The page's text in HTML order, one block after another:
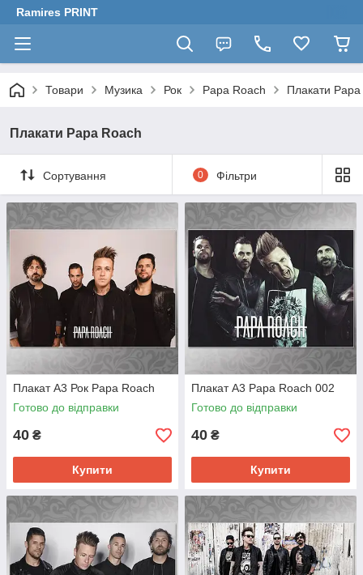
Ramires PRINT
Товари Музика Рок Papa Roach Плакати
Плакати Papa Roach
Сортування 0 Фільтри
Плакат А3 Рок Papa Roach
Готово до відправки
40 ₴
Купити
Плакат А3 Papa Roach 002
Готово до відправки
40 ₴
Купити